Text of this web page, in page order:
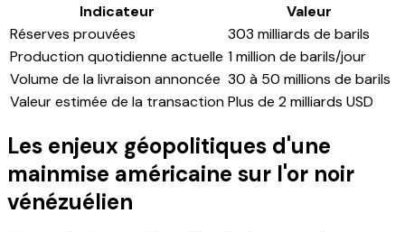
Indicateur
Valeur
Réserves prouvées
303 milliards de barils
Production quotidienne actuelle 1 million de barils/jour
Volume de la livraison annoncée 30 à 50 millions de barils
Valeur estimée de la transactionPlus de 2 milliards USD
Les enjeux géopolitiques d'une
mainmise américaine sur l'or noir
vénézuélien